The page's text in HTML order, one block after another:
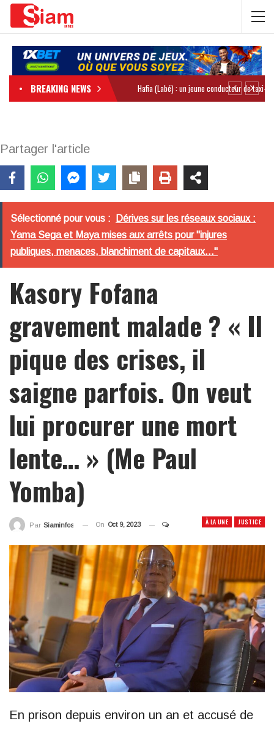
BREAKING NEWS
Partager l'article
Sélectionné pour vous :
Dérives sur les réseaux sociaux :
Yama Sega et Maya mises aux arrêts pour "injures
publiques, menaces, blanchiment de capitaux..."
Kasory Fofana
gravement malade ? « Il
pique des crises, il
saigne parfois. On veut
lui procurer une mort
lente… » (Me Paul
Yomba)
À LA UNE JUSTICE
Par Siaminfos On Oct 9, 2023
En prison depuis environ un an et accusé de